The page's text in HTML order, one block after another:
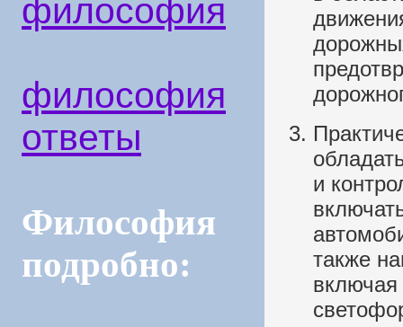
философия
философия
ответы
Философия
подробно:
и
также